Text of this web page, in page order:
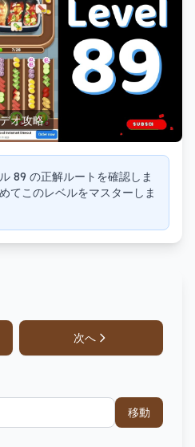
オ攻略
89 の正解ルートを確認しま
てこのレベルをマスターしま
次へ
移動